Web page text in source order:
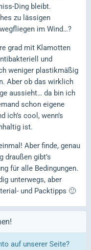
Ding bleibt.
zu lässigen
im Wind…?
grad mit Klamotten
und
weniger plastikmäßig
Aber ob das wirklich
aussieht… da bin ich
schon eigene
ich’s cool, wenn’s
ist.
Aber finde, genau
draußen gibt’s
für alle Bedingungen.
unterwegs, aber
und Packtipps 🙂
auf unserer Seite?